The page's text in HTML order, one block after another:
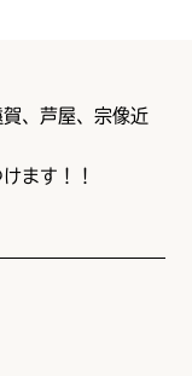
、芦屋、宗像近
ます！！